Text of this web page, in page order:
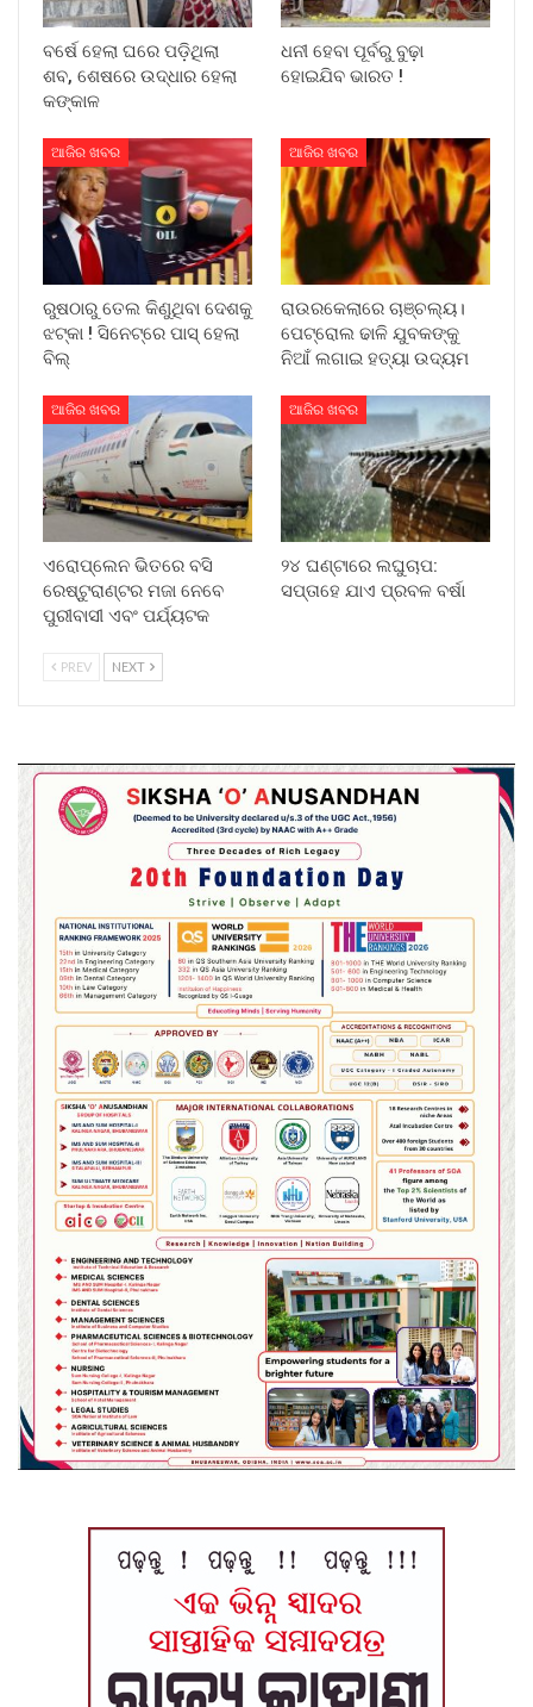
ବର୍ଷେ ହେଲା ଘରେ ପଡ଼ିଥିଲା
ଶବ, ଶେଷରେ ଉଦ୍ଧାର ହେଲା
କଙ୍କାଳ
ଧନୀ ହେବା ପୂର୍ବରୁ ବୁଢ଼ା
ହୋଇଯିବ ଭାରତ !
ଆଜିର ଖବର
ରୁଷଠାରୁ ତେଲ କିଣୁଥିବା ଦେଶକୁ
ଝଟ୍‌କା ! ସିନେଟ୍‌ରେ ପାସ୍ ହେଲା
ବିଲ୍
ଆଜିର ଖବର
ରାଉରକେଲାରେ ଚାଞ୍ଚଲ୍ୟ।
ପେଟ୍ରୋଲ ଢାଳି ଯୁବକଙ୍କୁ
ନିଆଁ ଲଗାଇ ହତ୍ୟା ଉଦ୍ୟମ
ଆଜିର ଖବର
ଏରୋପ୍ଲେନ ଭିତରେ ବସି
ରେଷ୍ଟୁରାଣ୍ଟର ମଜା ନେବେ
ପୁରୀବାସୀ ଏବଂ ପର୍ଯ୍ୟଟକ
ଆଜିର ଖବର
୨୪ ଘଣ୍ଟାରେ ଲଘୁଚାପ:
ସପ୍ତାହେ ଯାଏ ପ୍ରବଳ ବର୍ଷା
PREV NEXT